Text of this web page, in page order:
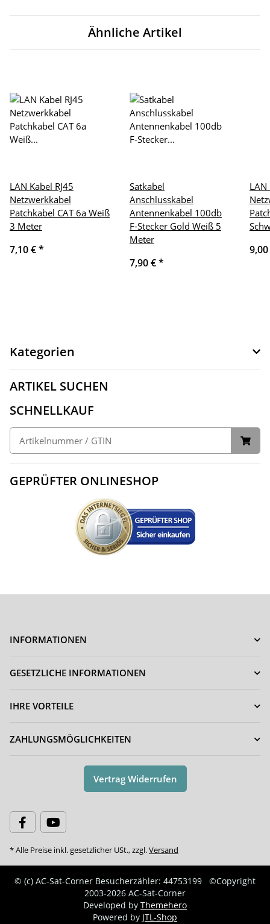
Ähnliche Artikel
LAN Kabel RJ45
Netzwerkkabel
Patchkabel CAT 6a Weiß
3 Meter
7,10 €*
Satkabel
Anschlusskabel
Antennenkabel 100db
F-Stecker Gold Weiß 5
Meter
7,90 €*
LAN
Kategorien
ARTIKEL SUCHEN
SCHNELLKAUF
GEPRÜFTER ONLINESHOP
INFORMATIONEN
GESETZLICHE INFORMATIONEN
IHRE VORTEILE
ZAHLUNGSMÖGLICHKEITEN
Vertrag Widerrufen
* Alle Preise inkl. gesetzlicher USt., zzgl.Versand
© (c) AC-Sat-Corner Besucherzähler: 44753199
©Copyright
2003-2026 AC-Sat-Corner
Developed by Themehero
Powered by JTL-Shop